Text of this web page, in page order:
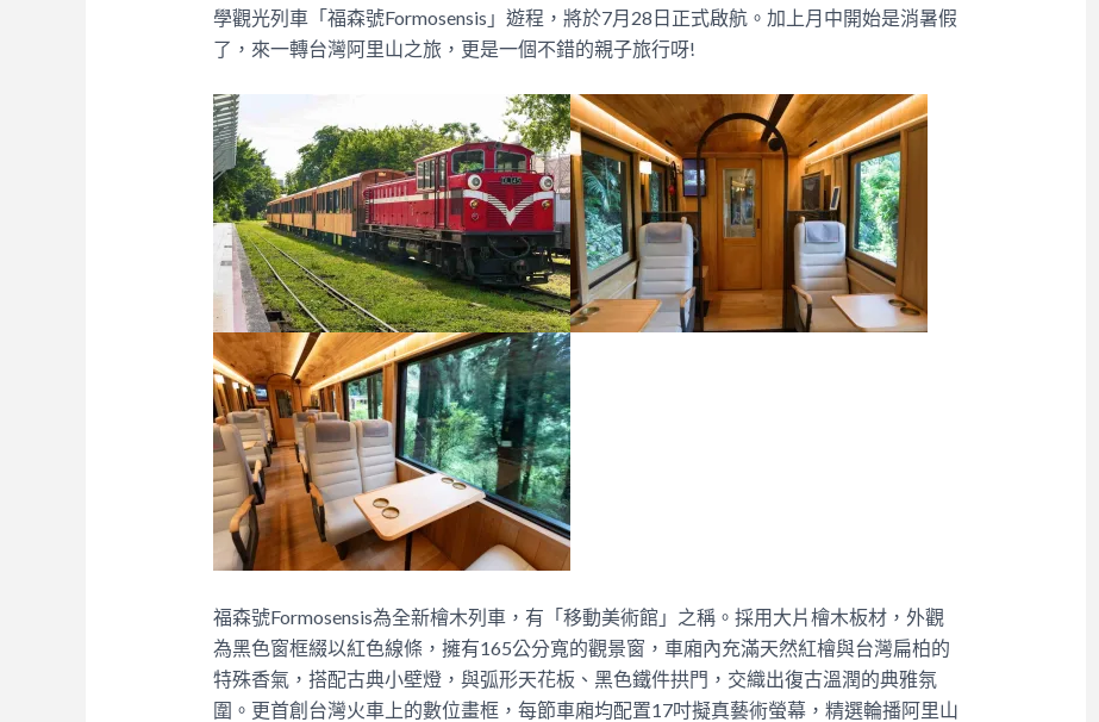
學觀光列車「福森號Formosensis」遊程，將於7月28日正式啟航。加上月中開始是消暑假
了，來一轉台灣阿里山之旅，更是一個不錯的親子旅行呀!
福森號Formosensis為全新檜木列車，有「移動美術館」之稱。採用大片檜木板材，外觀
為黑色窗框綴以紅色線條，擁有165公分寬的觀景窗，車廂內充滿天然紅檜與台灣扁柏的
特殊香氣，搭配古典小壁燈，與弧形天花板、黑色鐵件拱門，交織出復古溫潤的典雅氛
圍。更首創台灣火車上的數位畫框，每節車廂均配置17吋擬真藝術螢幕，精選輪播阿里山